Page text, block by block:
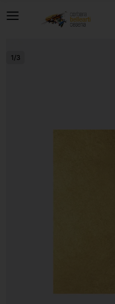
1/3